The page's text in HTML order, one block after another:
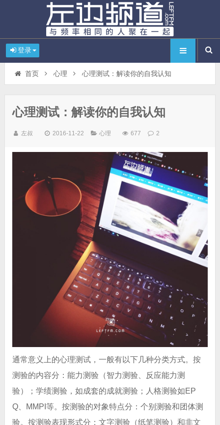
登录
首页 心理 心理测试：解读你的自我认知
心理测试：解读你的自我认知
左叔 2016-11-22 心理 677 2
通常意义上的心理测试，一般有以下几种分类方式。按
测验的内容分：能力测验（智力测验、反应能力测
验）；学绩测验，如成套的成就测验；人格测验如EP
Q、MMPI等。按测验的对象特点分：个别测验和团体测
验。按测验表现形式分：文字测验（纸笔测验）和非文